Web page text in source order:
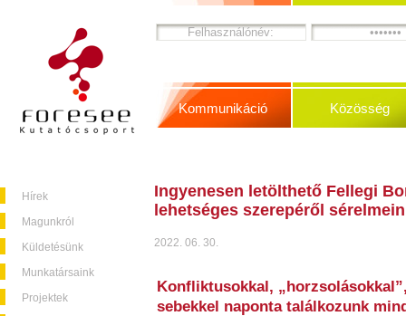
Hírek
Magunkról
Küldetésünk
Munkatársaink
Projektek
Kommunikáció Közösség
Ingyenesen letölthető Fellegi
lehetséges szerepéről
2022. 06. 30.
Konfliktusokkal,
sebekkel naponta találkozunk